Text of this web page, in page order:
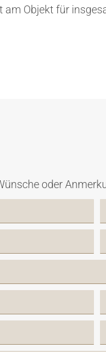
am Objekt für
oder